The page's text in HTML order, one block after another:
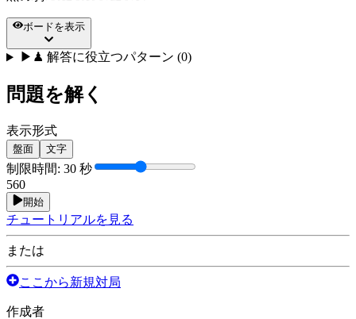
ボードを表示
▶ ♟ 解答に役立つパターン (0)
問題を解く
表示形式
盤面 文字
制限時間: 30 秒
560
開始
チュートリアルを見る
または
ここから新規対局
作成者